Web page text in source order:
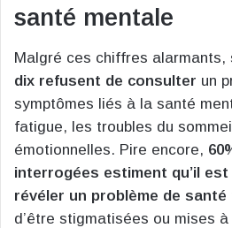
santé mentale
Malgré ces chiffres alarmants,
dix refusent de consulter un
symptômes liés à la santé
fatigue, les troubles du
émotionnelles. Pire encore,
interrogées estiment qu’il
révéler un problème de santé
d’être stigmatisées ou mises à